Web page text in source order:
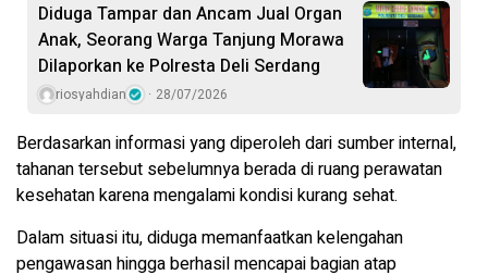
Diduga Tampar dan Ancam Jual Organ
Anak, Seorang Warga Tanjung Morawa
Dilaporkan ke Polresta Deli Serdang
riosyahdian 28/07/2026
Berdasarkan informasi yang diperoleh dari sumber internal,
tahanan tersebut sebelumnya berada di ruang perawatan
kesehatan karena mengalami kondisi kurang sehat.
Dalam situasi itu, diduga memanfaatkan kelengahan
pengawasan hingga berhasil mencapai bagian atap